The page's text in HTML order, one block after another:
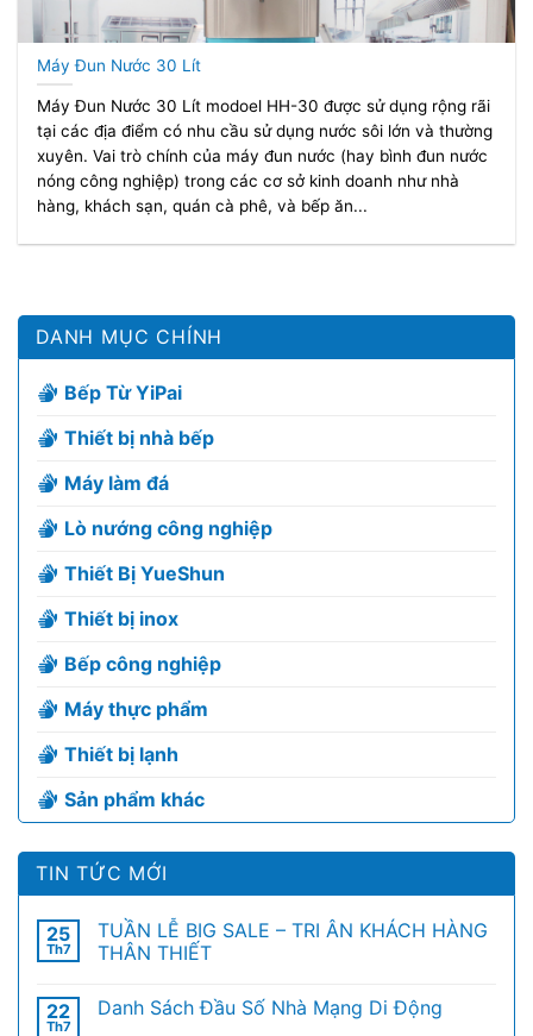
Máy Đun Nước 30 Lít
Máy Đun Nước 30 Lít modoel HH-30 được sử dụng rộng rãi
tại các địa điểm có nhu cầu sử dụng nước sôi lớn và thường
xuyên. Vai trò chính của máy đun nước (hay bình đun nước
nóng công nghiệp) trong các cơ sở kinh doanh như nhà
hàng, khách sạn, quán cà phê, và bếp ăn...
DANH MỤC CHÍNH
Bếp Từ YiPai
Thiết bị nhà bếp
Máy làm đá
Lò nướng công nghiệp
Thiết Bị YueShun
Thiết bị inox
Bếp công nghiệp
Máy thực phẩm
Thiết bị lạnh
Sản phẩm khác
TIN TỨC MỚI
25
Th7
TUẦN LỄ BIG SALE – TRI ÂN KHÁCH HÀNG
THÂN THIẾT
22
Th7
Danh Sách Đầu Số Nhà Mạng Di Động